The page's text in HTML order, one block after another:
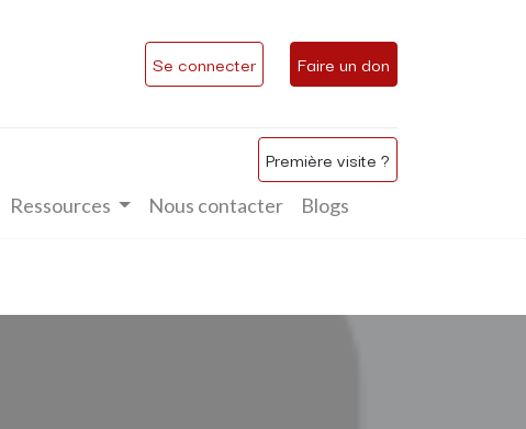
Se connecter Faire un don
Première visite ?
Ressources Nous contacter Blogs